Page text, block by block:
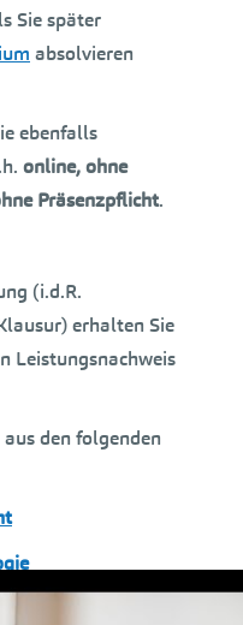
Sie später
absolvieren
ebenfalls
online, ohne
Präsenzpflicht.
(i.d.R.
erhalten Sie
Leistungsnachweis
den folgenden